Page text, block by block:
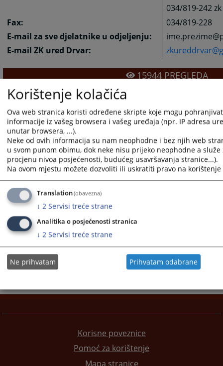
Kontakt suda
Adresar pravosudnih institucija
034/819-242
Fax:
034/819-228
E-mail za sve djelatnike u odjeljenju:
E-mail ZK ured Drvar:
15944 PREGLEDA
1 - 1 / 1
1
Korisne poveznice
Pomoć za korištenje
Mapa stranice
Korištenje kolačića
Ova web stranica koristi određene skripte koje mogu
informacije iz vašeg browsera i vašeg uređaja (npr. IP adresa
unutar browsera, ...).
Neke od ovih informacija su nam neophodne i bez njih web
u svom punom obimu, dok neke nisu prijeko neophodne a
procjenu nivoa posjećenosti, budućeg usavršavanja stranice...).
Na ovom mjestu možete dozvoliti ili uskratiti pravo na
Translation(obavezna)
↓ 2 Servisi treće strane
Analitika o posjećenosti stranica
↓ 2 Servisi treće strane
Ne prihvatam Prihvatam odabrane